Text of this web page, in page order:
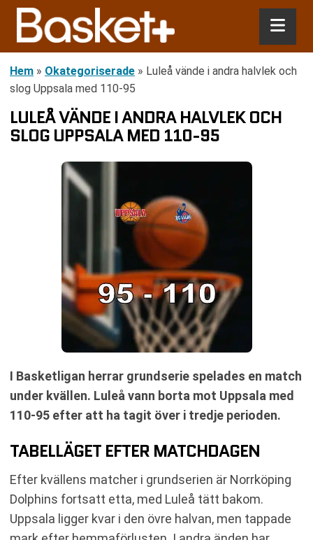
Hem » Okategoriserade » Luleå vände i andra halvlek och
slog Uppsala med 110-95
LULEÅ VÄNDE I ANDRA HALVLEK OCH
SLOG UPPSALA MED 110-95
I Basketligan herrar grundserie spelades en match
under kvällen. Luleå vann borta mot Uppsala med
110-95 efter att ha tagit över i tredje perioden.
TABELLÄGET EFTER MATCHDAGEN
Efter kvällens matcher i grundserien är Norrköping
Dolphins fortsatt etta, med Luleå tätt bakom.
Uppsala ligger kvar i den övre halvan, men tappade